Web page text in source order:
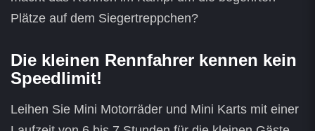
Plätze auf dem Siegertreppchen?
Die kleinen Rennfahrer kennen kein
Speedlimit!
Leihen Sie Mini Motorräder und Mini Karts mit einer